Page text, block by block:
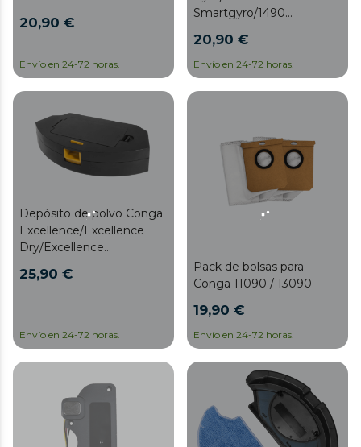
20,90 €
Envío en 24-72 horas.
Smartgyro/1490
20,90 €
Envío en 24-72 horas.
Depósito de polvo Conga
Excellence/Excellence
Dry/Excellence
25,90 €
Envío en 24-72 horas.
Pack de bolsas para
Conga 11090 / 13090
19,90 €
Envío en 24-72 horas.